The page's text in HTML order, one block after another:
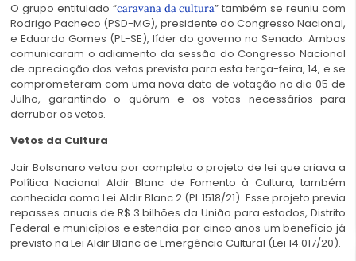
O grupo entitulado “caravana da cultura” também se reuniu com
Rodrigo Pacheco (PSD-MG), presidente do Congresso Nacional,
e Eduardo Gomes (PL-SE), líder do governo no Senado. Ambos
comunicaram o adiamento da sessão do Congresso Nacional
de apreciação dos vetos prevista para esta terça-feira, 14, e se
comprometeram com uma nova data de votação no dia 05 de
Julho, garantindo o quórum e os votos necessários para
derrubar os vetos.
Vetos da Cultura
Jair Bolsonaro vetou por completo o projeto de lei que criava a
Política Nacional Aldir Blanc de Fomento à Cultura, também
conhecida como Lei Aldir Blanc 2 (PL 1518/21). Esse projeto previa
repasses anuais de R$ 3 bilhões da União para estados, Distrito
Federal e municípios e estendia por cinco anos um benefício já
previsto na Lei Aldir Blanc de Emergência Cultural (Lei 14.017/20).